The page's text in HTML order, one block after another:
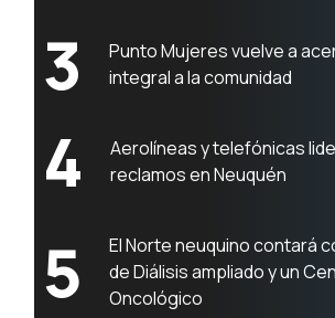
3
Punto Mujeres vuelve a
integral a la comunidad
4
Aerolíneas y telefónicas
reclamos en Neuquén
5
El Norte neuquino contará
de Diálisis ampliado y un
Oncológico